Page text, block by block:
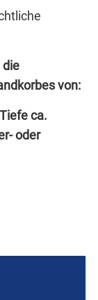
die
von:
ca.
oder